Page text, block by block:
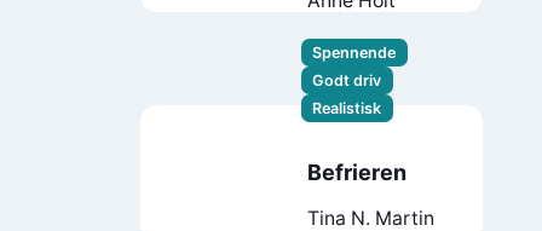
Spennende
Godt driv
Realistisk
Befrieren
Tina N. Martin